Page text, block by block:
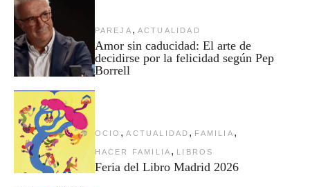
PAREJA , ACTUALIDAD
Amor sin caducidad: El arte de
decidirse por la felicidad según Pep
Borrell
OCIO , ACTUALIDAD , FAMILIA ,
HACER FAMILIA , LIBROS
Feria del Libro Madrid 2026